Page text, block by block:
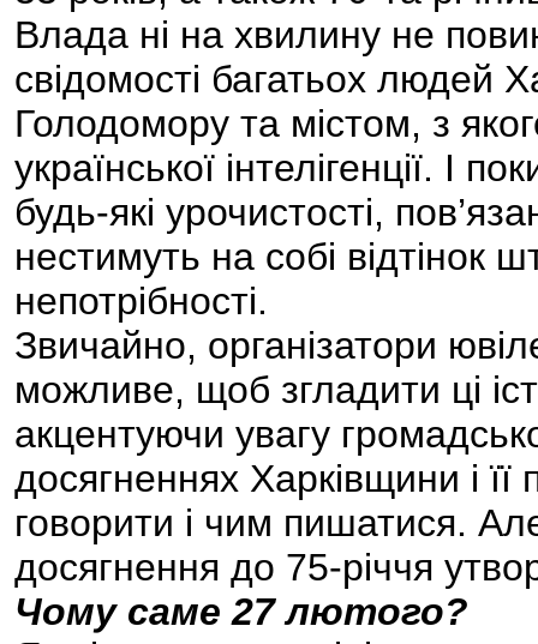
Влада ні на хвилину не
свідомості багатьох людей
Голодомору та містом, з
української інтелігенції. І
будь-які урочистості,
нестимуть на собі відтінок
непотрібності.
Звичайно, організатори
можливе, щоб згладити ці
акцентуючи увагу
досягненнях Харківщини і
говорити і чим пишатися.
досягнення до 75-річчя
Чому саме 27 лютого?